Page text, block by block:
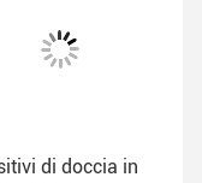
di doccia in